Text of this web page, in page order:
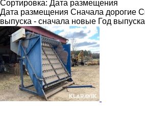
Сортировка: Дата размещения
Дата размещения Сначала дорогие
выпуска - сначала новые Год